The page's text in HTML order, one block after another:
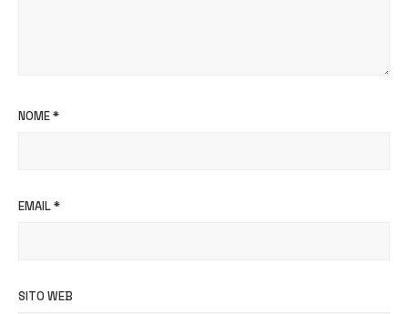
NOME*
EMAIL*
SITO WEB